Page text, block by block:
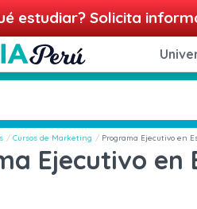
estudiar? Solicita
Cursos de Marketing Programa Ejecutivo en
Ejecutivo